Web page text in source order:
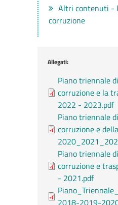
Altri contenuti -
corruzione
Allegati:
Piano triennale
corruzione e la
2022 - 2023.pdf
Piano triennale
corruzione e
Piano triennale
corruzione e
- 2021.pdf
2018-2019-